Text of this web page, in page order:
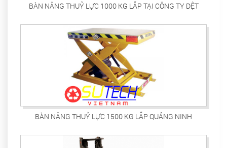
BÀN NÂNG THUỶ LỰC 1000 KG LẮP TẠI CÔNG TY DỆT
BÀN NÂNG THUỶ LỰC 1500 KG LẮP QUẢNG NINH